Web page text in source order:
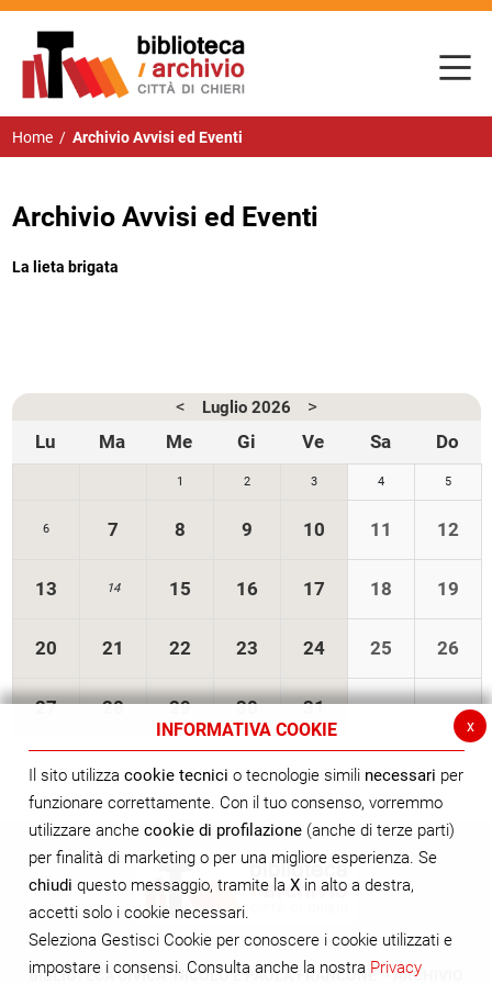
Home / Archivio Avvisi ed Eventi
Archivio Avvisi ed Eventi
La lieta brigata
< Luglio 2026
>
Lu
Ma Me Gi Ve Sa Do
1 2 3 4 5
6 7 8 9 10 11 12
13 14 15 16 17 18 19
20 21 22 23 24 25 26
27 28 29 30 31
BIBLIOTECA CIVICA "NICOLÒ E PAOLA FRANCONE" - ARCHIVIO
x
INFORMATIVA COOKIE
Il sito utilizza cookie tecnici o tecnologie simili necessari per
funzionare correttamente. Con il tuo consenso, vorremmo
utilizzare anche cookie di profilazione(anche di terze parti)
per finalità di marketing o per una migliore esperienza. Se
chiudi questo messaggio, tramite la Xin alto a destra,
accetti solo i cookie necessari.
Seleziona Gestisci Cookie per conoscere i cookie utilizzati e
impostare i consensi. Consulta anche la nostra Privacy